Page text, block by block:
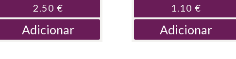
2.50€
Adicionar
1.10 €
Adicionar